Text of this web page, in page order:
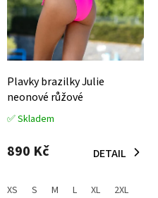
Plavky brazilky Julie
neonové růžové
Průměrné
produktu
z
✅ Skladem
890 Kč DETAIL
XS S M L XL 2XL